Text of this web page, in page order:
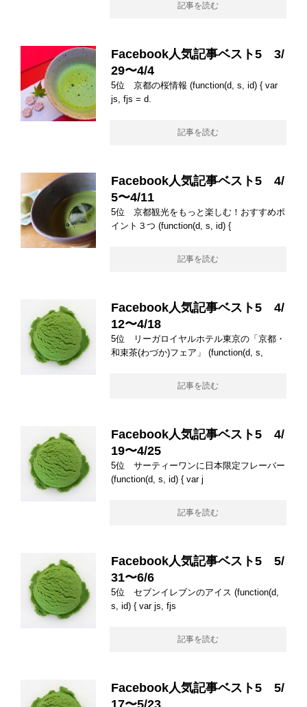
記事を読む
Facebook人気記事ベスト5 3/
29〜4/4
5位 京都の桜情報 (function(d, s, id) { var
js, fjs = d.
記事を読む
Facebook人気記事ベスト5 4/
5〜4/11
5位 京都観光をもっと楽しむ！おすすめポ
イント３つ (function(d, s, id) {
記事を読む
Facebook人気記事ベスト5 4/
12〜4/18
5位 リーガロイヤルホテル東京の「京都・
和束茶(わづか)フェア」 (function(d, s,
記事を読む
Facebook人気記事ベスト5 4/
19〜4/25
5位 サーティーワンに日本限定フレーバー
(function(d, s, id) { var j
記事を読む
Facebook人気記事ベスト5 5/
31〜6/6
5位 セブンイレブンのアイス (function(d,
s, id) { var js, fjs
記事を読む
Facebook人気記事ベスト5 5/
17〜5/23